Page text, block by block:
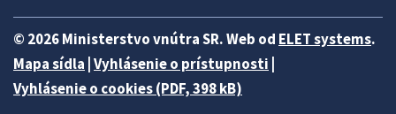
© 2026 Ministerstvo vnútra SR. Web od ELET systems.
Mapa sídla Vyhlásenie o prístupnosti
Vyhlásenie o cookies (PDF, 398 kB)